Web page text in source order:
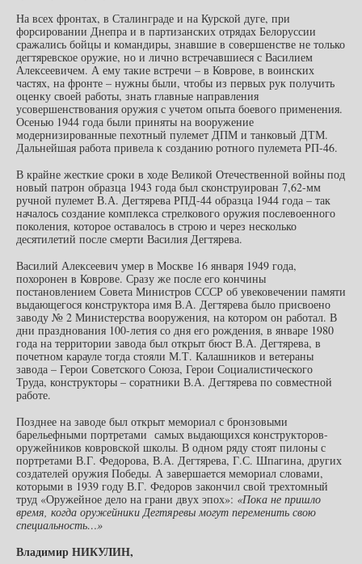
На всех фронтах, в Сталинграде и на Курской дуге, при
форсировании Днепра и в партизанских отрядах Белоруссии
сражались бойцы и командиры, знавшие в совершенстве не только
дегтяревское оружие, но и лично встречавшиеся с Василием
Алексеевичем. А ему такие встречи – в Коврове, в воинских
частях, на фронте – нужны были, чтобы из первых рук получить
оценку своей работы, знать главные направления
усовершенствования оружия с учетом опыта боевого применения.
Осенью 1944 года были приняты на вооружение
модернизированные пехотный пулемет ДПМ и танковый ДТМ.
Дальнейшая работа привела к созданию ротного пулемета РП-46.
В крайне жесткие сроки в ходе Великой Отечественной войны под
новый патрон образца 1943 года был сконструирован 7,62-мм
ручной пулемет В.А. Дегтярева РПД-44 образца 1944 года – так
началось создание комплекса стрелкового оружия послевоенного
поколения, которое оставалось в строю и через несколько
десятилетий после смерти Василия Дегтярева.
Василий Алексеевич умер в Москве 16 января 1949 года,
похоронен в Коврове. Сразу же после его кончины
постановлением Совета Министров СССР об увековечении памяти
выдающегося конструктора имя В.А. Дегтярева было присвоено
заводу № 2 Министерства вооружения, на котором он работал. В
дни празднования 100-летия со дня его рождения, в январе 1980
года на территории завода был открыт бюст В.А. Дегтярева, в
почетном карауле тогда стояли М.Т. Калашников и ветераны
завода – Герои Советского Союза, Герои Социалистического
Труда, конструкторы – соратники В.А. Дегтярева по совместной
работе.
Позднее на заводе был открыт мемориал с бронзовыми
барельефными портретами самых выдающихся конструкторов-
оружейников ковровской школы. В одном ряду стоят пилоны с
портретами В.Г. Федорова, В.А. Дегтярева, Г.С. Шпагина, других
создателей оружия Победы. А завершается мемориал словами,
которыми в 1939 году В.Г. Федоров закончил свой трехтомный
труд «Оружейное дело на грани двух эпох»: «Пока не пришло
время, когда оружейники Дегтяревы могут переменить свою
специальность…»
Владимир НИКУЛИН,